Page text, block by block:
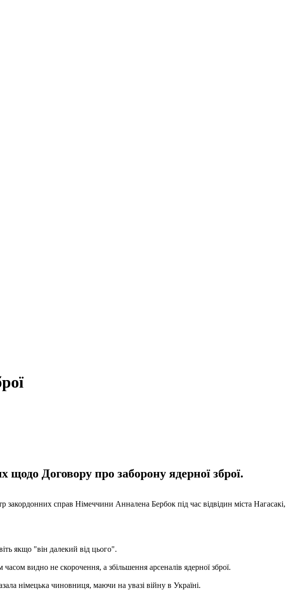
щодо Договору про заборону ядерної зброї.
закордонних справ Німеччини Анналена Бербок під час відвідин міста Нагасакі,
якщо "він далекий від цього".
видно не скорочення, а збільшення арсеналів ядерної зброї.
німецька чиновниця, маючи на увазі війну в Україні.